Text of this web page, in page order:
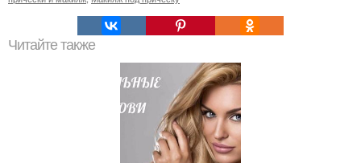
Читайте также